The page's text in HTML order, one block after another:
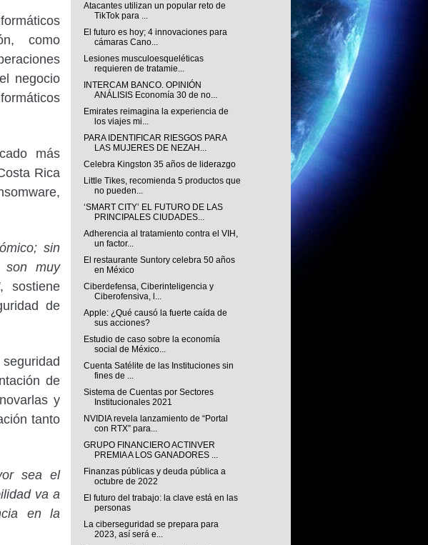
como
negocio
más
Rica
sin
son muy
, sostiene
de
de
y
tanto
sea el
va a
en la
Atacantes utilizan un popular reto de
TikTok para ...
El futuro es hoy; 4 innovaciones para
cámaras Cano...
Lesiones musculoesqueléticas
requieren de tratamie...
INTERCAM BANCO. OPINIÓN
ANÁLISIS Economía 30 de no...
Emirates reimagina la experiencia de
los viajes mi...
PARA IDENTIFICAR RIESGOS PARA
LAS MUJERES DE NEZAH...
Celebra Kingston 35 años de liderazgo
Little Tikes, recomienda 5 productos que
no pueden...
‘SMART CITY’ EL FUTURO DE LAS
PRINCIPALES CIUDADES...
Adherencia al tratamiento contra el VIH,
un factor...
El restaurante Suntory celebra 50 años
en México
Ciberdefensa, Ciberinteligencia y
Ciberofensiva, l...
Apple: ¿Qué causó la fuerte caída de
sus acciones?
Estudio de caso sobre la economía
social de México...
Cuenta Satélite de las Instituciones sin
fines de ...
Sistema de Cuentas por Sectores
Institucionales 2021
NVIDIA revela lanzamiento de “Portal
con RTX” para...
GRUPO FINANCIERO ACTINVER
PREMIA A LOS GANADORES ...
Finanzas públicas y deuda pública a
octubre de 2022
El futuro del trabajo: la clave está en las
personas
La ciberseguridad se prepara para
2023, así será e...